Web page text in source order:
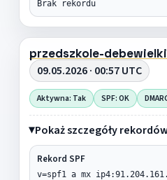
Brak rekordu
przedszkole-
09.05.2026 · 00:57 UTC
Aktywna: Tak SPF: OK
Pokaż szczegóły
Rekord SPF
v=spf1 a mx